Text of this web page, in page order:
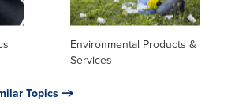
Environmental Products &
Services
Topics